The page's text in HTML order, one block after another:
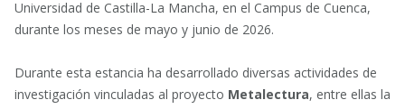
Universidad de Castilla-La Mancha, en el Campus de Cuenca,
durante los meses de mayo y junio de 2026.
Durante esta estancia ha desarrollado diversas actividades de
investigación vinculadas al proyecto Metalectura, entre ellas la